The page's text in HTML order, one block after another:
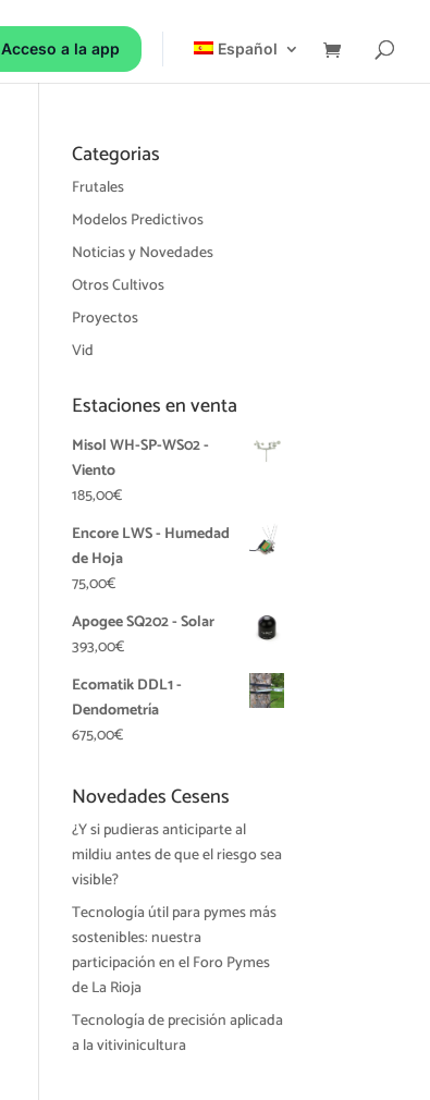
Acceso a la app Español
Categorias
Frutales
Modelos Predictivos
Noticias y Novedades
Otros Cultivos
Proyectos
Vid
Estaciones en venta
Misol WH-SP-WS02 -
Viento
185,00€
Encore LWS - Humedad
de Hoja
75,00€
Apogee SQ202 - Solar
393,00€
Ecomatik DDL1 -
Dendometría
675,00€
Novedades Cesens
¿Y si pudieras anticiparte al
mildiu antes de que el riesgo sea
visible?
Tecnología útil para pymes más
sostenibles: nuestra
participación en el Foro Pymes
de La Rioja
Tecnología de precisión aplicada
a la vitivinicultura